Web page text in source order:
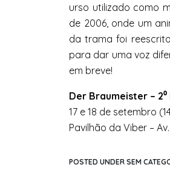
urso utilizado como
de 2006, onde um
da trama foi
para dar uma voz
em breve!
Der Braumeister –
17 e 18 de setembro
Pavilhão da Viber –
POSTED UNDER SEM